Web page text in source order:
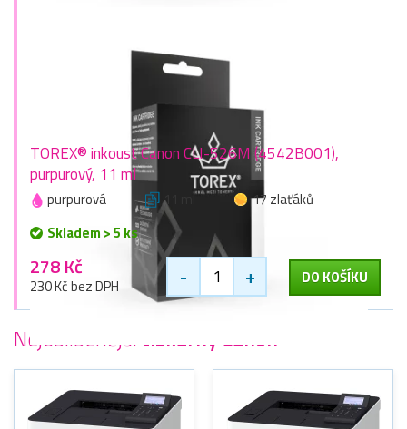
TOREX® inkoust Canon CLI-526M (4542B001),
purpurový, 11 ml
purpurová 11 ml
17 zlaťáků
Skladem > 5 ks
278 Kč
230 Kč bez DPH - + DO KOŠÍKU
Nejoblíbenější tiskárny Canon